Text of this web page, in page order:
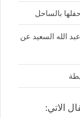
بالساحل
الله السعيد عن
الاتي: